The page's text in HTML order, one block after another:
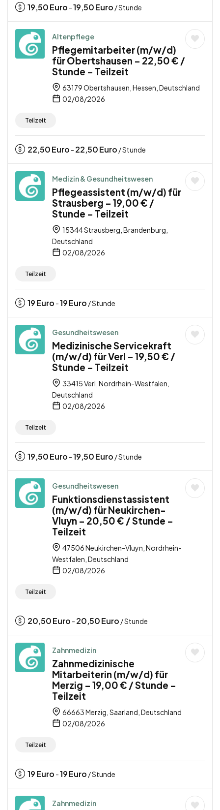
19,50Euro -19,50Euro / Stunde
Altenpflege
Pflegemitarbeiter (m/w/d)
für Obertshausen – 22,50 € /
Stunde – Teilzeit
63179 Obertshausen, Hessen, Deutschland
02/08/2026
Teilzeit
22,50Euro - 22,50Euro / Stunde
Medizin & Gesundheitswesen
Pflegeassistent (m/w/d) für
Strausberg – 19,00 € /
Stunde – Teilzeit
15344 Strausberg, Brandenburg,
Deutschland
02/08/2026
Teilzeit
19Euro -19Euro / Stunde
Gesundheitswesen
Medizinische Servicekraft
(m/w/d) für Verl – 19,50 € /
Stunde – Teilzeit
33415 Verl, Nordrhein-Westfalen,
Deutschland
02/08/2026
Teilzeit
19,50Euro -19,50Euro / Stunde
Gesundheitswesen
Funktionsdienstassistent
(m/w/d) für Neukirchen-
Vluyn – 20,50 € / Stunde –
Teilzeit
47506 Neukirchen-Vluyn, Nordrhein-
Westfalen, Deutschland
02/08/2026
Teilzeit
20,50Euro - 20,50Euro / Stunde
Zahnmedizin
Zahnmedizinische
Mitarbeiterin (m/w/d) für
Merzig – 19,00 € / Stunde –
Teilzeit
66663 Merzig, Saarland, Deutschland
02/08/2026
Teilzeit
19Euro -19Euro / Stunde
Zahnmedizin